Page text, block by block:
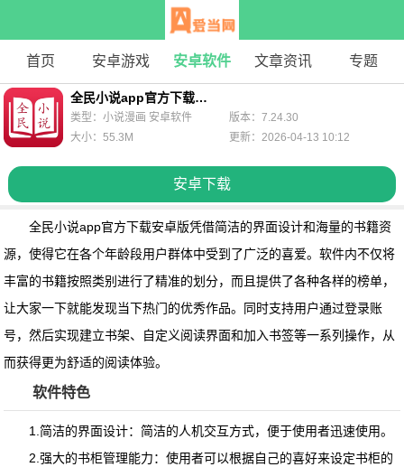
首页 安卓游戏 安卓软件 文章资讯 专题
全民小说app官方下载安卓版
安卓下载
类型：小说漫画 安卓软件
版本：7.24.30
大小：55.3M
更新：2026-04-13 10:12
全民小说app官方下载安卓版凭借简洁的界面设计和海量的书籍资
源，使得它在各个年龄段用户群体中受到了广泛的喜爱。软件内不仅将
丰富的书籍按照类别进行了精准的划分，而且提供了各种各样的榜单，
让大家一下就能发现当下热门的优秀作品。同时支持用户通过登录账
号，然后实现建立书架、自定义阅读界面和加入书签等一系列操作，从
而获得更为舒适的阅读体验。
软件特色
1.简洁的界面设计：简洁的人机交互方式，便于使用者迅速使用。
2.强大的书柜管理能力：使用者可以根据自己的喜好来设定书柜的